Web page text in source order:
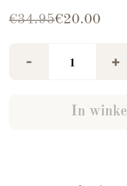
€34.95
Oorspronkelijke
€20.00
Huidige prijs is:
- +
In